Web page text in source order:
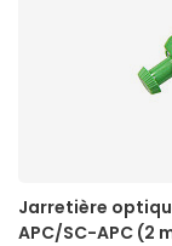
Jarretière
APC/SC-APC (2